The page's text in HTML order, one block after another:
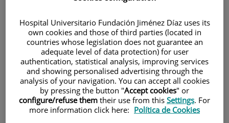
HOME|TRAINING AND EMPLOYMENT
EMPLOYMENT OFFERS
|CONVOCATORIA PARA CONTRATO DE TÉCNICO
Hospital Universitario Fundación Jiménez Díaz uses its
own cookies and those of third parties (located in
countries whose legislation does not guarantee an
adequate level of data protection) for user
authentication, statistical analysis, improving services
and showing personalised advertising through the
analysis of your navigation. You can accept all cookies
by pressing the button "Accept cookies" or
configure/refuse them their use from this Settings. For
more information click here: Política de Cookies